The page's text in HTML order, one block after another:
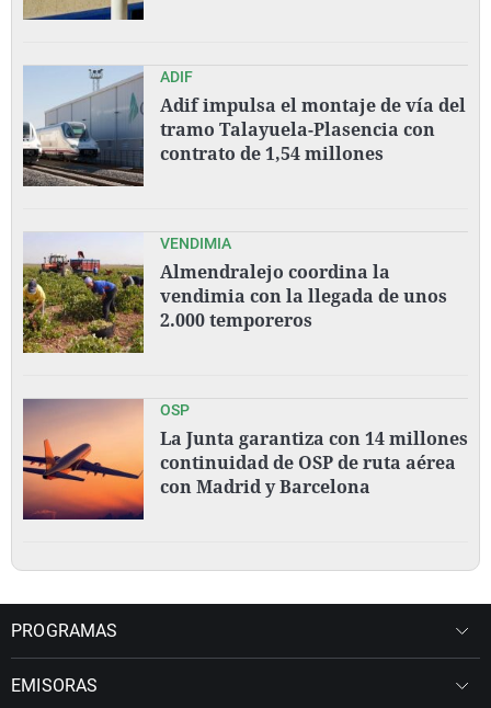
ADIF
Adif impulsa el montaje de vía del
tramo Talayuela-Plasencia con
contrato de 1,54 millones
VENDIMIA
Almendralejo coordina la
vendimia con la llegada de unos
2.000 temporeros
OSP
La Junta garantiza con 14 millones
continuidad de OSP de ruta aérea
con Madrid y Barcelona
PROGRAMAS
EMISORAS